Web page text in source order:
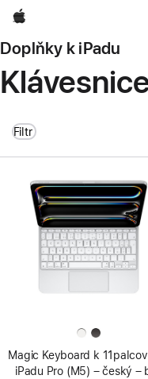
Apple
Doplňky k iPadu
Filtr
Magic Keyboard k
iPadu Pro (M5) – český –